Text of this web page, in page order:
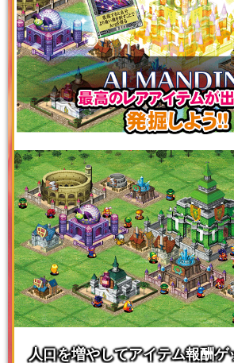
人口を増やしてアイテム報酬ゲ